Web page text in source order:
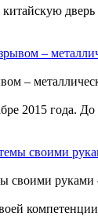
–
–
2015 года.
своими
своими руками